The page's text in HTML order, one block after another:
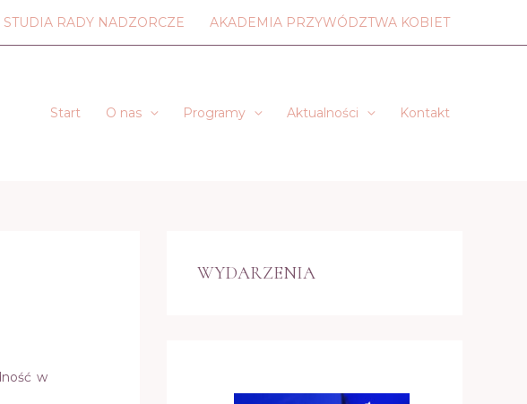
STUDIA RADY NADZORCZE AKADEMIA PRZYWÓDZTWA KOBIET
Start O nas Programy Aktualności Kontakt
w
WYDARZENIA